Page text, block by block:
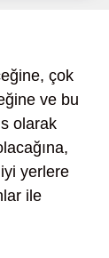
çok
ve bu
olarak
yerlere
ile